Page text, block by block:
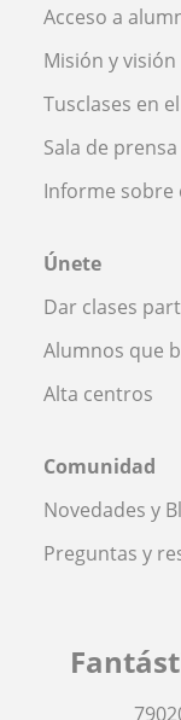
Acceso a
Misión y visión
Tusclases en
Sala de prensa
Informe sobre
Únete
Dar clases
Alumnos que
Alta centros
Comunidad
Novedades y
Preguntas y